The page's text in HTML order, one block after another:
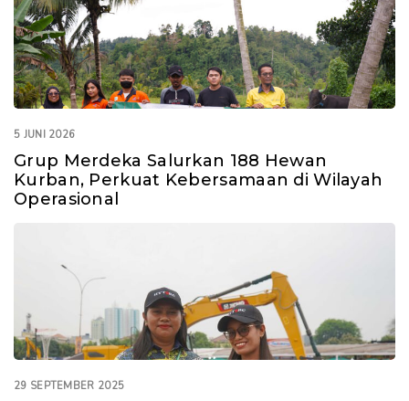
545.8 KB 18 April 2020
5 JUNI 2026
Grup Merdeka Salurkan 188 Hewan
Kurban, Perkuat Kebersamaan di Wilayah
Operasional
29 SEPTEMBER 2025